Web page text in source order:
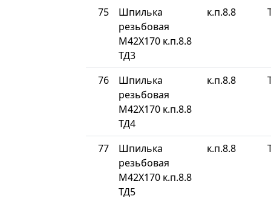
75
Шпилька
резьбовая
М42Х170 к.п.8.8
ТД3
к.п.8.8
76
Шпилька
резьбовая
М42Х170 к.п.8.8
ТД4
к.п.8.8
77
Шпилька
резьбовая
М42Х170 к.п.8.8
ТД5
к.п.8.8